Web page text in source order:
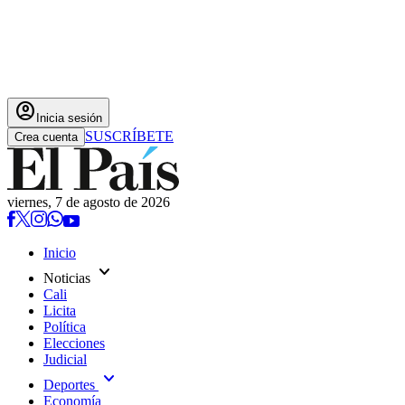
account_circle Inicia sesión
Crea cuenta SUSCRÍBETE
viernes, 7 de agosto de 2026
Inicio
Noticias expand_more
Cali
Licita
Política
Elecciones
Judicial
Deportes expand_more
Economía